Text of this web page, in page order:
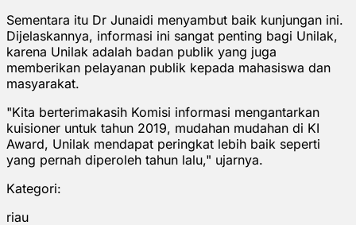
Sementara itu Dr Junaidi menyambut baik kunjungan ini.
Dijelaskannya, informasi ini sangat penting bagi Unilak,
karena Unilak adalah badan publik yang juga
memberikan pelayanan publik kepada mahasiswa dan
masyarakat.
"Kita berterimakasih Komisi informasi mengantarkan
kuisioner untuk tahun 2019, mudahan mudahan di KI
Award, Unilak mendapat peringkat lebih baik seperti
yang pernah diperoleh tahun lalu," ujarnya.
Kategori:
riau